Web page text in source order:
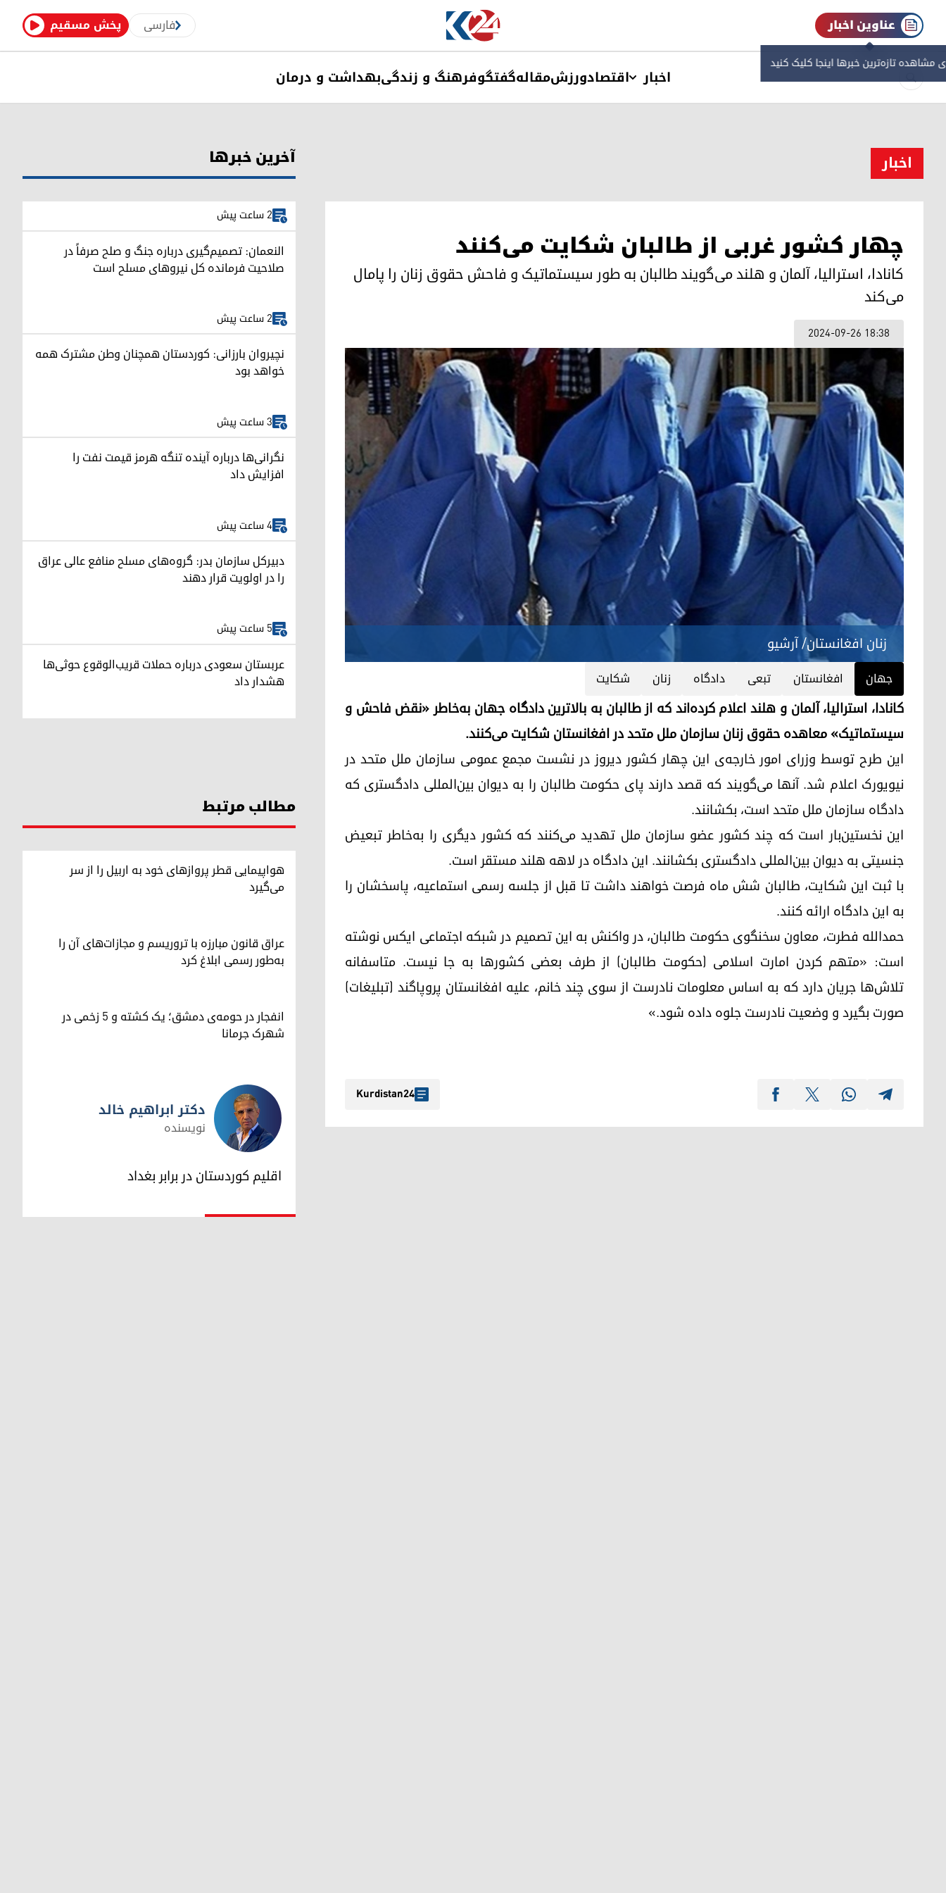
پخش مسقیم فارسی عناوین اخبار
مشاهده‌ تازه‌ترین خبرها اینجا کلیک کنید
اخبار اقتصادورزشمقالهگفتگوفرهنگ و زندگیبهداشت و درمان
اخبار
چهار کشور غربی از طالبان شکایت می‌کنند
کانادا، استرالیا، آلمان و هلند می‌گویند طالبان به طور سیستماتیک و فاحش حقوق زنان را پامال
می‌کند
2024-09-26 18:38
زنان افغانستان/ آرشیو
جهان افغانستان تبعی دادگاه زنان شکایت
کانادا، استرالیا، آلمان و هلند اعلام کرده‌اند که از طالبان به بالاترین دادگاه جهان به‌خاطر «نقض فاحش و
سیستماتیک» معاهده حقوق زنان سازمان ملل متحد در افغانستان شکایت می‌کنند.
این طرح توسط وزرای امور خارجه‌ی این چهار کشور دیروز در نشست مجمع عمومی سازمان ملل متحد در
نیویورک اعلام شد. آنها می‌گویند که قصد دارند پای حکومت طالبان را به دیوان بین‌المللی دادگستری که
دادگاه سازمان ملل متحد است، بکشانند.
این نخستین‌بار است که چند کشور عضو سازمان ملل تهدید می‌کنند که کشور دیگری را به‌خاطر تبعیض
جنسیتی به دیوان بین‌المللی دادگستری بکشانند. این دادگاه در لاهه هلند مستقر است.
با ثبت این شکایت، طالبان شش ماه فرصت خواهند داشت تا قبل از جلسه رسمی استماعیه، پاسخشان را
به این دادگاه ارائه کنند.
حمدالله فطرت، معاون سخنگوی حکومت طالبان، در واکنش به این تصمیم در شبکه اجتماعی ایکس نوشته
است: «متهم کردن امارت اسلامی (حکومت طالبان) از طرف بعضی کشورها به جا نیست. متاسفانه
تلاش‌ها جریان دارد که به اساس معلومات نادرست از سوی چند خانم، علیه افغانستان پروپاگند (تبلیغات)
صورت بگیرد و وضعیت نادرست جلوه داده شود.»
Kurdistan24
آخرین خبرها
2 ساعت پیش
النعمان: تصمیم‌گیری درباره جنگ و صلح صرفاً در
صلاحیت فرمانده کل نیروهای مسلح است
2 ساعت پیش
نچیروان بارزانی: کوردستان همچنان وطن مشترک همه
خواهد بود
3 ساعت پیش
نگرانی‌ها درباره آینده تنگه هرمز قیمت نفت را
افزایش داد
4 ساعت پیش
دبیرکل سازمان بدر: گروه‌های مسلح منافع عالی عراق
را در اولویت قرار دهند
5 ساعت پیش
عربستان سعودی درباره حملات قریب‌الوقوع حوثی‌ها
هشدار داد
مطالب مرتبط
هواپیمایی قطر پروازهای خود به اربیل را از سر
می‌گیرد
عراق قانون مبارزه با تروریسم و مجازات‌های آن را
به‌طور رسمی ابلاغ کرد
انفجار در حومه‌ی دمشق؛ یک کشته و ۵ زخمی در
شهرک جرمانا
دکتر ابراهیم خالد
دکتر ابراهیم خالد
نویسنده
اقلیم کوردستان در برابر بغداد